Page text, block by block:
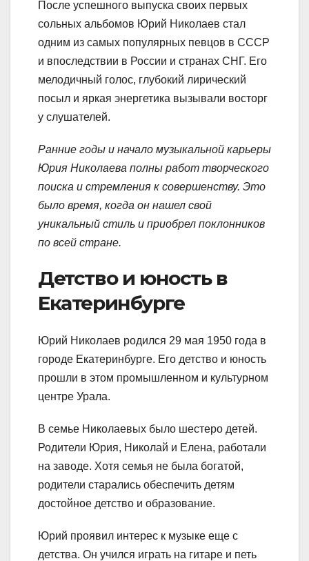
После успешного выпуска своих первых
сольных альбомов Юрий Николаев стал
одним из самых популярных певцов в СССР
и впоследствии в России и странах СНГ. Его
мелодичный голос, глубокий лирический
посыл и яркая энергетика вызывали восторг
у слушателей.
Ранние годы и начало музыкальной карьеры
Юрия Николаева полны работ творческого
поиска и стремления к совершенству. Это
было время, когда он нашел свой
уникальный стиль и приобрел поклонников
по всей стране.
Детство и юность в
Екатеринбурге
Юрий Николаев родился 29 мая 1950 года в
городе Екатеринбурге. Его детство и юность
прошли в этом промышленном и культурном
центре Урала.
В семье Николаевых было шестеро детей.
Родители Юрия, Николай и Елена, работали
на заводе. Хотя семья не была богатой,
родители старались обеспечить детям
достойное детство и образование.
Юрий проявил интерес к музыке еще с
детства. Он учился играть на гитаре и петь